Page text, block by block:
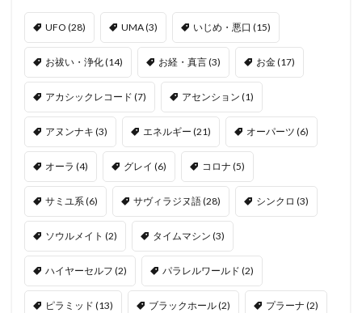
UFO (28) UMA(3) いじめ・悪口 (15)
お祓い・浄化(14) お経・真言(3) お金(17)
アカシックレコード (7) アセンション (1)
アヌンナキ (3) エネルギー (21) オーパーツ (6)
オーラ (4) グレイ (6) コロナ (5)
サミユ系(6) サヴィラジヌ語(28) シンクロ (3)
ソウルメイト (2) タイムマシン (3)
ハイヤーセルフ (2) パラレルワールド (2)
ピラミッド (13) ブラックホール(2) プラーナ (2)